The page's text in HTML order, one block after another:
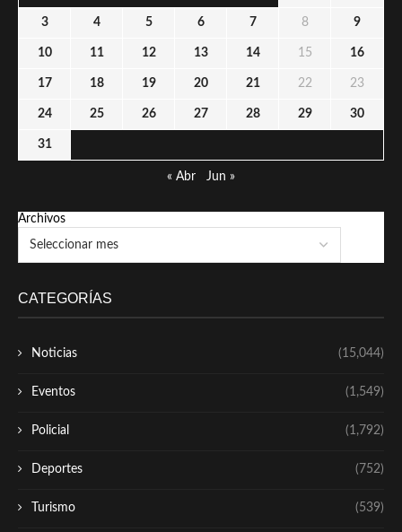
3 4 5 6 7 8 9
10 11 12 13 14 15 16
17 18 19 20 21 22 23
24 25 26 27 28 29 30
31
« Abr Jun »
Archivos
CATEGORÍAS
Noticias (15,044)
Eventos (1,549)
Policial (1,792)
Deportes (752)
Turismo (539)